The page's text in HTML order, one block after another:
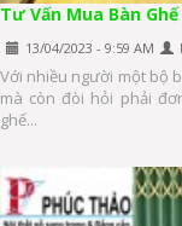
Tư Vấn Mua Bàn
13/04/2023 - 9:59 AM
Với nhiều người một bộ
mà còn đòi hỏi phải
ghế...